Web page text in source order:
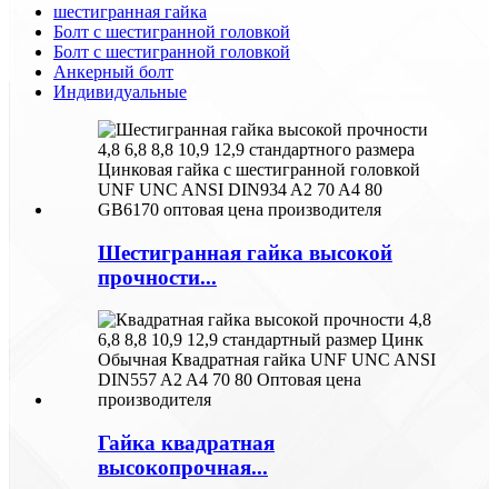
шестигранная гайка
Болт с шестигранной головкой
Болт с шестигранной головкой
Анкерный болт
Индивидуальные
Шестигранная гайка высокой
прочности...
Гайка квадратная
высокопрочная...